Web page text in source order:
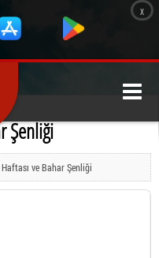
x
Şenliği
ve Bahar Şenliği